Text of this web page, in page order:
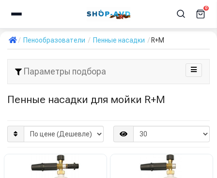
0
Пенообразователи Пенные насадки R+M
Параметры подбора
Пенные насадки для мойки R+M